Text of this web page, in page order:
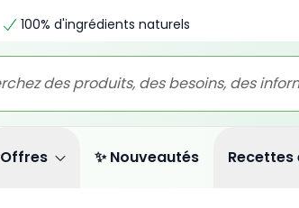
100% d'ingrédients naturels
Offres ✨ Nouveautés Recettes